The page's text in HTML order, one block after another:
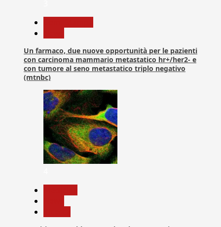
Un farmaco, due nuove opportunità per le pazienti
con carcinoma mammario metastatico hr+/her2- e
con tumore al seno metastatico triplo negativo
(mtnbc)